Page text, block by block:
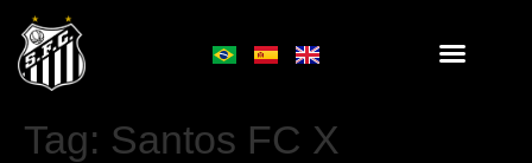
Tag: Santos FC X